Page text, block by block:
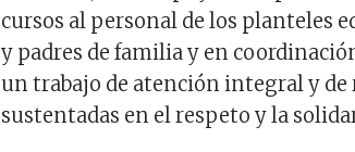
cursos al personal de los planteles
y padres de familia y en
un trabajo de atención integral y
sustentadas en el respeto y la